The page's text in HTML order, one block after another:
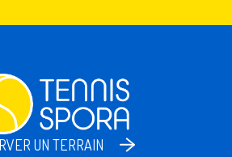
UN TERRAIN